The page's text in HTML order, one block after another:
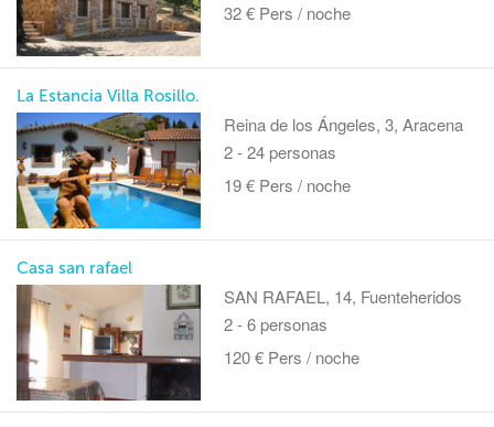
32 € Pers / noche
La Estancia Villa Rosillo.
Reina de los Ángeles, 3, Aracena
2 - 24 personas
19 € Pers / noche
Casa san rafael
SAN RAFAEL, 14, Fuenteheridos
2 - 6 personas
120 € Pers / noche